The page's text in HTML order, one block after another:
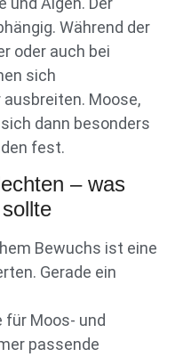
Während der
oder auch bei
sich
Moose,
dann besonders
fest.
– was
Bewuchs ist eine
Gerade ein
für Moos- und
passende